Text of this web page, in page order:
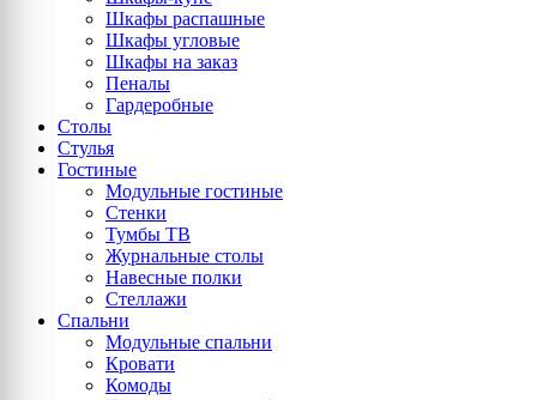
Шкафы распашные
Шкафы угловые
Шкафы на заказ
Пеналы
Гардеробные
Столы
Стулья
Гостиные
Модульные гостиные
Стенки
Тумбы ТВ
Журнальные столы
Навесные полки
Стеллажи
Спальни
Модульные спальни
Кровати
Комоды